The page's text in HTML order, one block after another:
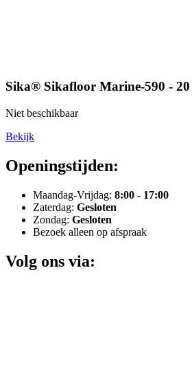
Sika® Sikafloor Marine-590 -
Niet beschikbaar
Bekijk
Openingstijden:
Maandag-Vrijdag: 8:00 - 17:00
Zaterdag: Gesloten
Zondag: Gesloten
Bezoek alleen op afspraak
Volg ons via: